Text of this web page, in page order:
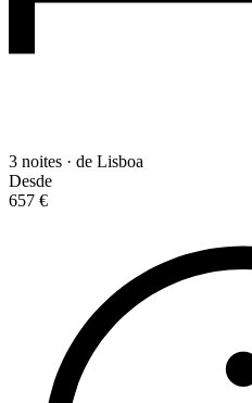
3 noites · de Lisboa
Desde
657 €